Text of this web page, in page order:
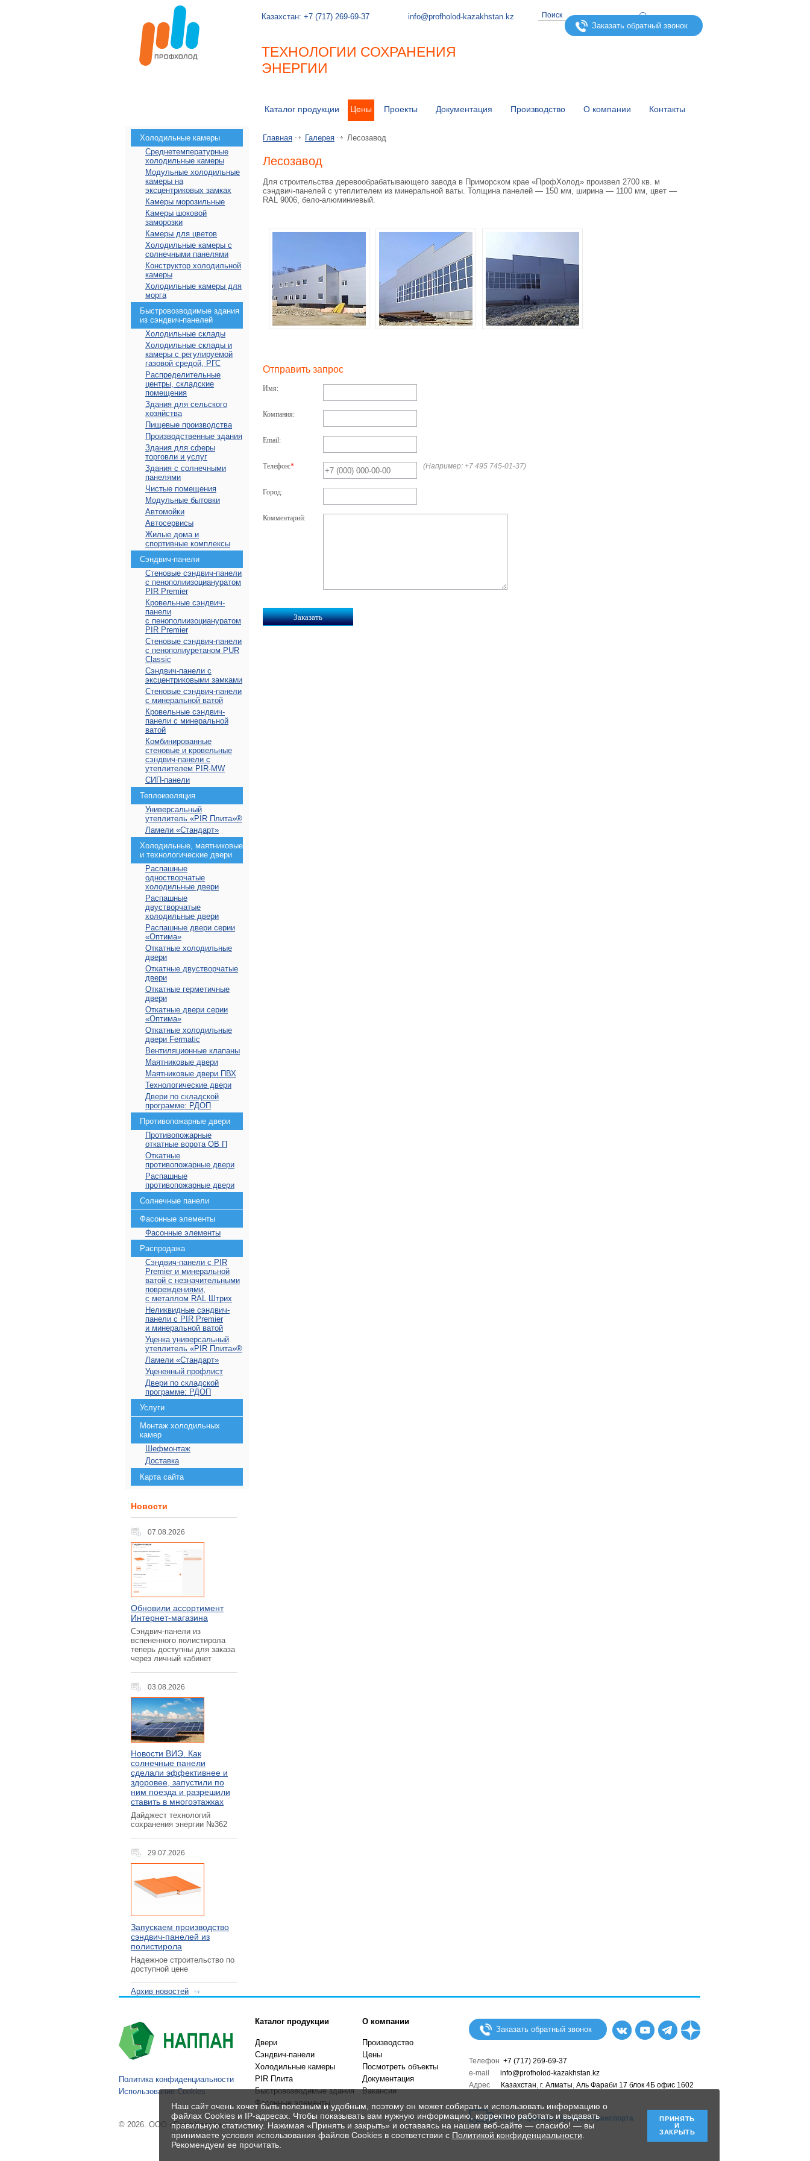
Казахстан: +7 (717) 269-69-37 info@profholod-kazakhstan.kz
ТЕХНОЛОГИИ СОХРАНЕНИЯ
ЭНЕРГИИ
Заказать обратный звонок
Каталог продукции Цены Проекты Документация Производство О компании Контакты
Холодильные камеры
Среднетемпературные
холодильные камеры
Модульные холодильные
камеры на
эксцентриковых замках
Камеры морозильные
Камеры шоковой
заморозки
Камеры для цветов
Холодильные камеры с
солнечными панелями
Конструктор холодильной
камеры
Холодильные камеры для
морга
Быстровозводимые здания
из сэндвич-панелей
Холодильные склады
Холодильные склады и
камеры с регулируемой
газовой средой, РГС
Распределительные
центры, складские
помещения
Здания для сельского
хозяйства
Пищевые производства
Производственные здания
Здания для сферы
торговли и услуг
Здания с солнечными
панелями
Чистые помещения
Модульные бытовки
Автомойки
Автосервисы
Жилые дома и
спортивные комплексы
Сэндвич-панели
Стеновые сэндвич-панели
с пенополиизоциануратом
PIR Premier
Кровельные сэндвич-
панели
с пенополиизоциануратом
PIR Premier
Стеновые сэндвич-панели
с пенополиуретаном PUR
Classic
Сэндвич-панели с
эксцентриковыми замками
Стеновые сэндвич-панели
с минеральной ватой
Кровельные сэндвич-
панели с минеральной
ватой
Комбинированные
стеновые и кровельные
сэндвич-панели с
утеплителем PIR-MW
СИП-панели
Теплоизоляция
Универсальный
утеплитель «PIR Плита»®
Ламели «Стандарт»
Холодильные, маятниковые
и технологические двери
Распашные
одностворчатые
холодильные двери
Распашные
двустворчатые
холодильные двери
Распашные двери серии
«Оптима»
Откатные холодильные
двери
Откатные двустворчатые
двери
Откатные герметичные
двери
Откатные двери серии
«Оптима»
Откатные холодильные
двери Fermatic
Вентиляционные клапаны
Маятниковые двери
Маятниковые двери ПВХ
Технологические двери
Двери по складской
программе: РДОП
Противопожарные двери
Противопожарные
откатные ворота ОВ П
Откатные
противопожарные двери
Распашные
противопожарные двери
Солнечные панели
Фасонные элементы
Фасонные элементы
Распродажа
Сэндвич-панели с PIR
Premier и минеральной
ватой с незначительными
повреждениями,
с металлом RAL Штрих
Неликвидные сэндвич-
панели с PIR Premier
и минеральной ватой
Уценка универсальный
утеплитель «PIR Плита»⁠®
Ламели «Стандарт»
Уцененный профлист
Двери по складской
программе: РДОП
Услуги
Монтаж холодильных
камер
Шефмонтаж
Доставка
Карта сайта
Новости
07.08.2026
Обновили ассортимент
Интернет-магазина
Сэндвич-панели из
вспененного полистирола
теперь доступны для заказа
через личный кабинет
03.08.2026
Новости ВИЭ. Как
солнечные панели
сделали эффективнее и
здоровее, запустили по
ним поезда и разрешили
ставить в многоэтажках
Дайджест технологий
сохранения энергии №362
29.07.2026
Запускаем производство
сэндвич-панелей из
полистирола
Надежное строительство по
доступной цене
Архив новостей
Главная Галерея Лесозавод
Лесозавод
Для строительства деревообрабатывающего завода в Приморском крае «ПрофХолод» произвел 2700 кв. м
сэндвич-панелей с утеплителем из минеральной ваты. Толщина панелей — 150 мм, ширина — 1100 мм, цвет —
RAL 9006, бело-алюминиевый.
Отправить запрос
Имя:
Компания:
Email:
Телефон:* (Например: +7 495 745-01-37)
Город:
Комментарий:
Политика конфиденциальности
Использование Cookies
© 2026. ООО «ПрофХолод»
Каталог продукции
Двери
Сэндвич-панели
Холодильные камеры
PIR Плита
Быстровозводимые здания
Фасонные элементы
О компании
Производство
Цены
Посмотреть объекты
Документация
Вакансии
Заказать обратный звонок
Телефон+7 (717) 269-69-37
е-mailinfo@profholod-kazakhstan.kz
Адрес
Казахстан,г. Алматы,Аль Фараби 17 блок 4Б офис 1602
Схема проезда грузового транспорта
Наш сайт очень хочет быть полезным и удобным, поэтому он может собирать и использовать информацию о
файлах Cookies и IP-адресах. Чтобы показывать вам нужную информацию, корректно работать и выдавать
правильную статистику. Нажимая «Принять и закрыть» и оставаясь на нашем веб-сайте — спасибо! — вы
принимаете условия использования файлов Cookies в соответствии с Политикой конфиденциальности
Рекомендуем ее прочитать.
ПРИНЯТЬ
И
ЗАКРЫТЬ